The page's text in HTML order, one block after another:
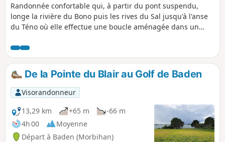
Randonnée confortable qui, à partir du pont suspendu,
longe la rivière du Bono puis les rives du Sal jusqu'à l'anse
du Téno où elle effectue une boucle aménagée dans un
accessibles par un platelage sur quelques centaines de
mètres. Un aménagement permet d'observer et
comprendre cet habitat naturel qui abrite nombre
d'espèces végétales et animales rares. Le retour par Sainte-
Avoye permet de visiter une belle chapelle du XVIème
siècle.
De la Pointe du Blair au Golf de Baden
Visorandonneur
13,29 km
+65 m
-66 m
4h 00
Moyenne
Départ à Baden (Morbihan)